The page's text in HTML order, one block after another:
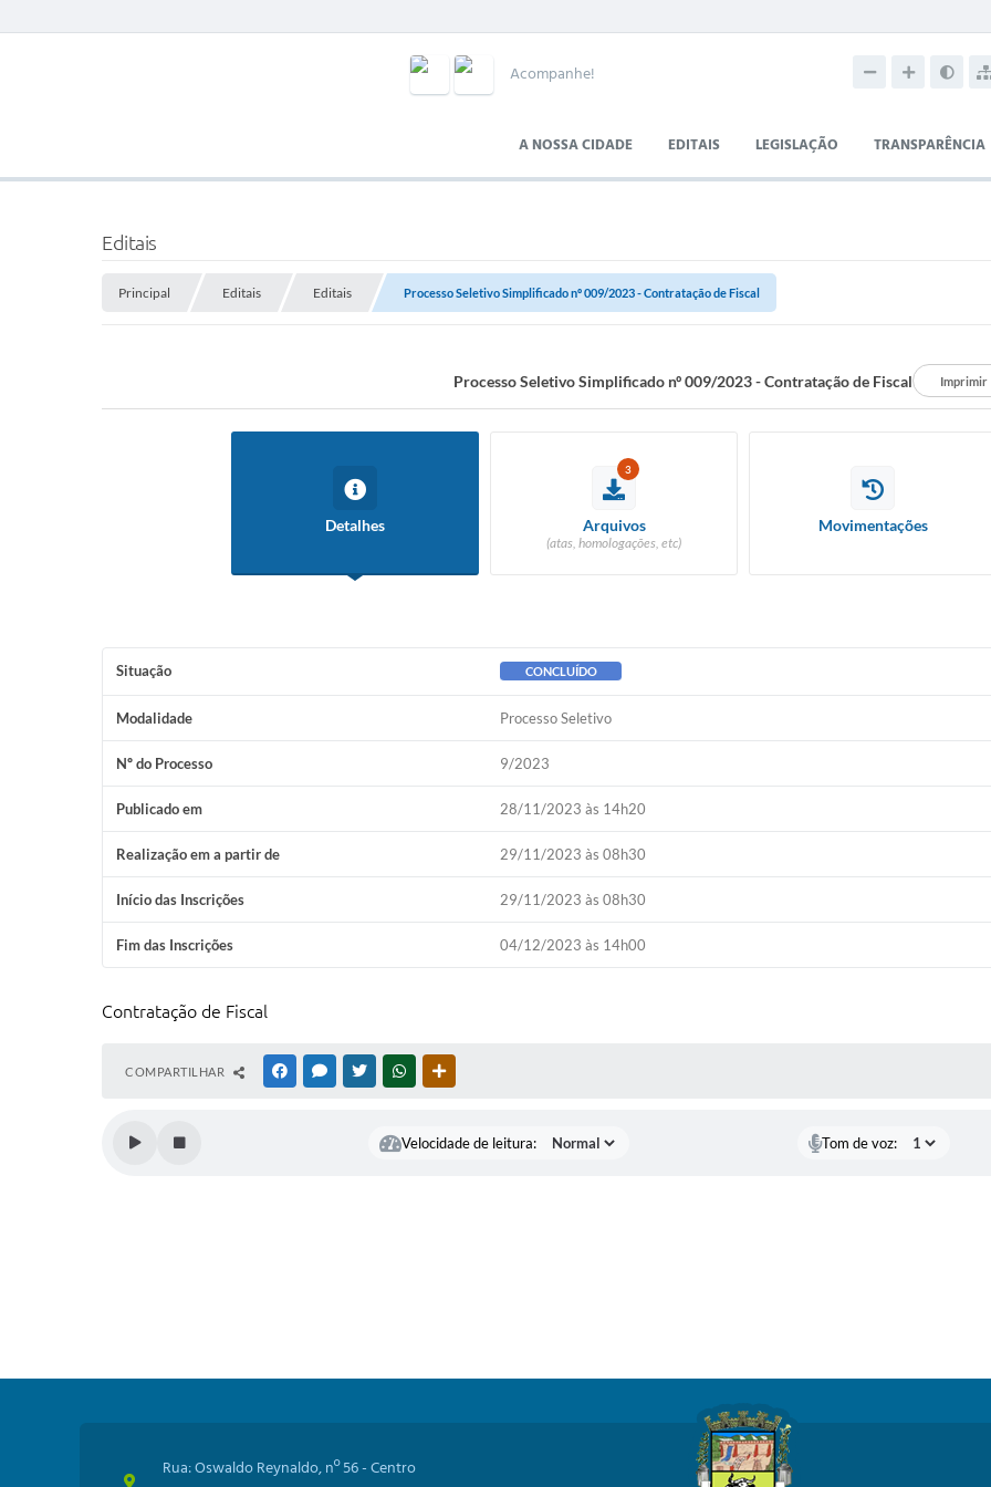
Acompanhe!
A NOSSA CIDADE EDITAIS LEGISLAÇÃO TRANSPARÊNCIA
Editais
Principal Editais Editais Processo Seletivo Simplificado nº 009/2023 - Contratação de Fiscal
Processo Seletivo Simplificado nº 009/2023 - Contratação de Fiscal Imprimir
Detalhes
3
Arquivos
(atas, homologações, etc)
Movimentações
Situação CONCLUÍDO
Modalidade Processo Seletivo
Nº do Processo 9/2023
Publicado em 28/11/2023 às 14h20
Realização em a partir de 29/11/2023 às 08h30
Início das Inscrições 29/11/2023 às 08h30
Fim das Inscrições 04/12/2023 às 14h00
Contratação de Fiscal
COMPARTILHAR FACEBOOKMESSENGER
TWITTERWHATSAPP
Velocidade de leitura: Tom de voz:
Rua: Oswaldo Reynaldo, nº 56 - Centro